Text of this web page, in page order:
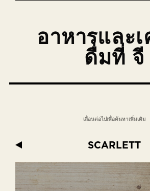
อาหารและ
ดื่มที่ จี
เลื่อนต่อไปเพื่อค้นหาเพิ่มเติม
SCARLETT
GINETT
BABETT
25 DEGREES
PLAYGROUND
BENJAMIN